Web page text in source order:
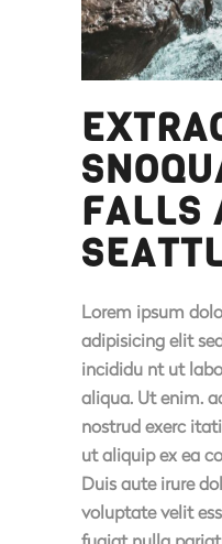
FALLS
Lorem ipsum
adipisicing elit
incididu nt ut
aliqua. Ut enim.
nostrud exerc
ut aliquip ex ea
Duis aute irure
voluptate velit